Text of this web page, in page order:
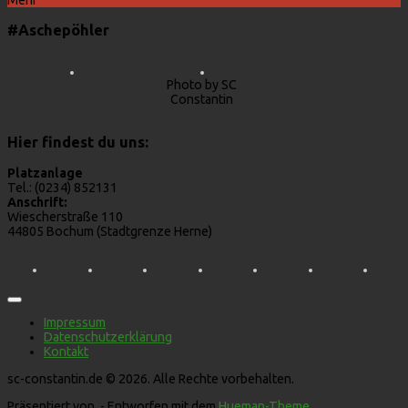
#Aschepöhler
Photo by SC
Constantin
Hier findest du uns:
Platzanlage
Tel.: (0234) 852131
Anschrift:
Wiescherstraße 110
44805 Bochum (Stadtgrenze Herne)
Impressum
Datenschutzerklärung
Kontakt
sc-constantin.de © 2026. Alle Rechte vorbehalten.